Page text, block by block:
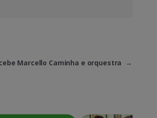
Marcello Caminha e orquestra →